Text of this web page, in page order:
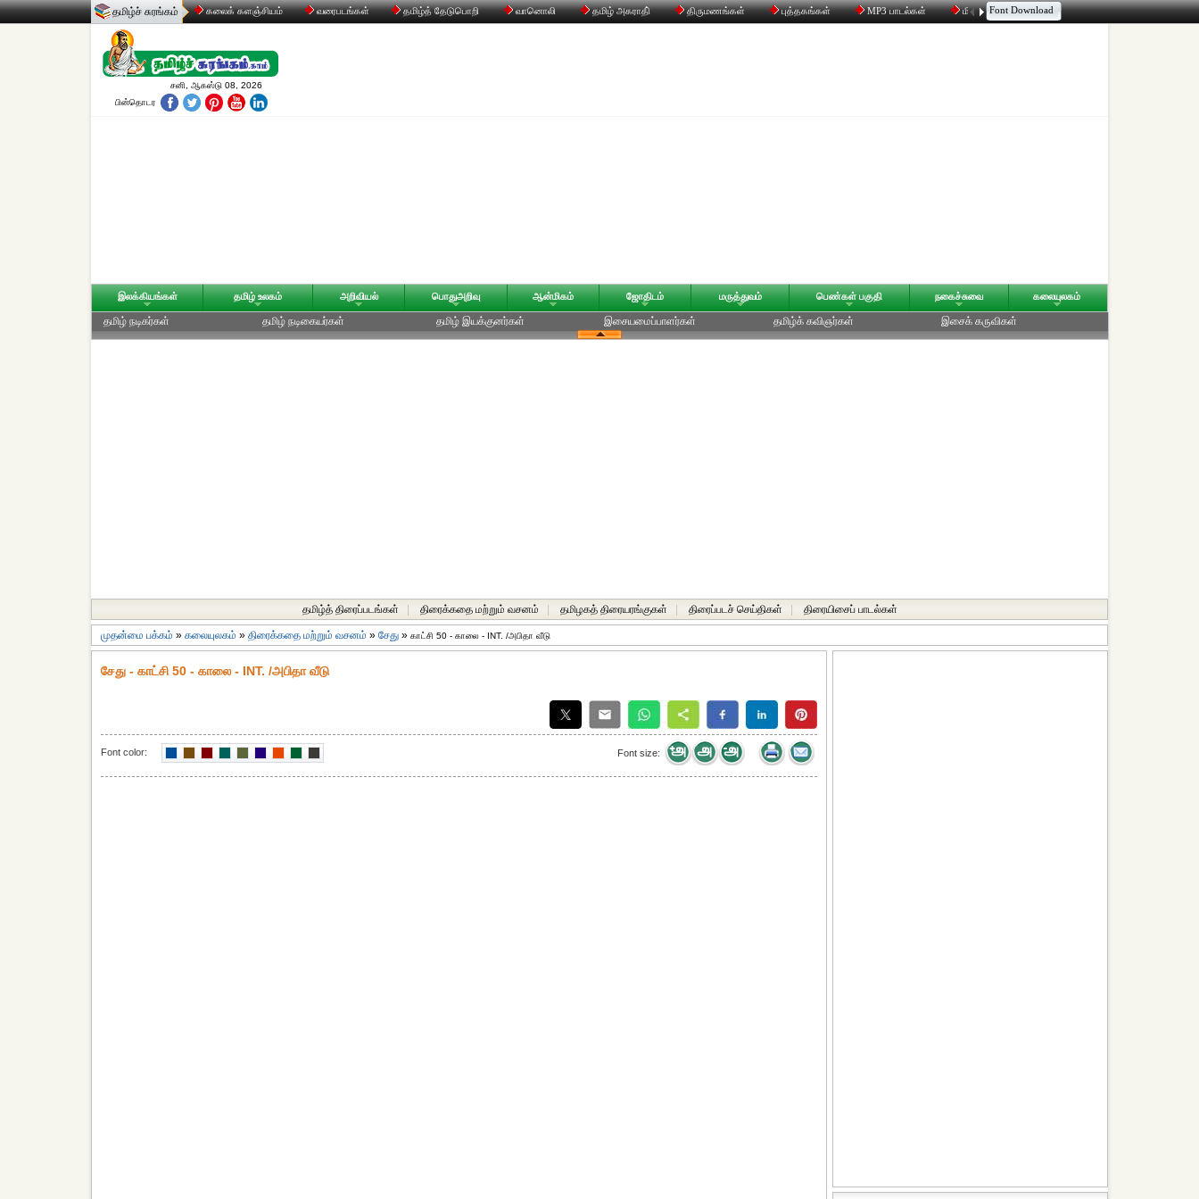
தமிழ்ச் சுரங்கம் கலைக் களஞ்சியம் வரைபடங்கள் தமிழ்த் தேடுபொறி வானொலி தமிழ் அகராதி் திருமணங்கள் புத்தகங்கள் MP3 பாடல்கள் மின்னஞ்சல் திரட்டி உரையாடல்
Font Download
சனி, ஆகஸ்டு 08, 2026
பின்தொடர
இலக்கியங்கள் தமிழ் உலகம் அறிவியல் பொதுஅறிவு ஆன்மிகம் ஜோதிடம் மருத்துவம் பெண்கள் பகுதி நகைச்சுவை கலையுலகம்
தமிழ் நடிகர்கள் தமிழ் நடிகையர்கள் தமிழ் இயக்குனர்கள் இசையமைப்பாளர்கள் தமிழ்க் கவிஞர்கள் இசைக் கருவிகள்
தமிழ்த் திரைப்படங்கள் திரைக்கதை மற்றும் வசனம் தமிழகத் திரையரங்குகள் திரைப்படச் செய்திகள் திரையிசைப் பாடல்கள்
முதன்மை பக்கம் » கலையுலகம் » திரைக்கதை மற்றும் வசனம் » சேது » காட்சி 50 - காலை - INT. /அபிதா வீடு
சேது - காட்சி 50 - காலை - INT. /அபிதா வீடு
Font color: Font size: